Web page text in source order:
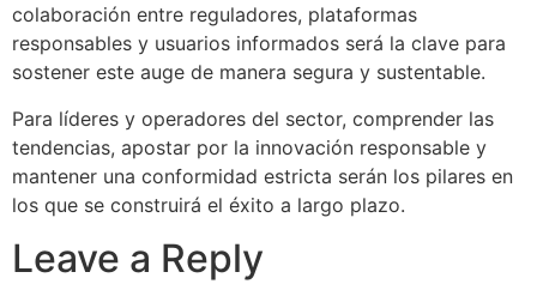
colaboración entre reguladores, plataformas
responsables y usuarios informados será la clave para
sostener este auge de manera segura y sustentable.
Para líderes y operadores del sector, comprender las
tendencias, apostar por la innovación responsable y
mantener una conformidad estricta serán los pilares en
los que se construirá el éxito a largo plazo.
Leave a Reply